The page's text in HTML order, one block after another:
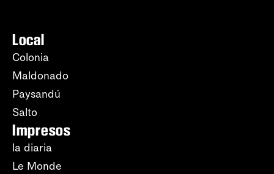
Local
Colonia
Maldonado
Paysandú
Salto
Impresos
la diaria
Le Monde